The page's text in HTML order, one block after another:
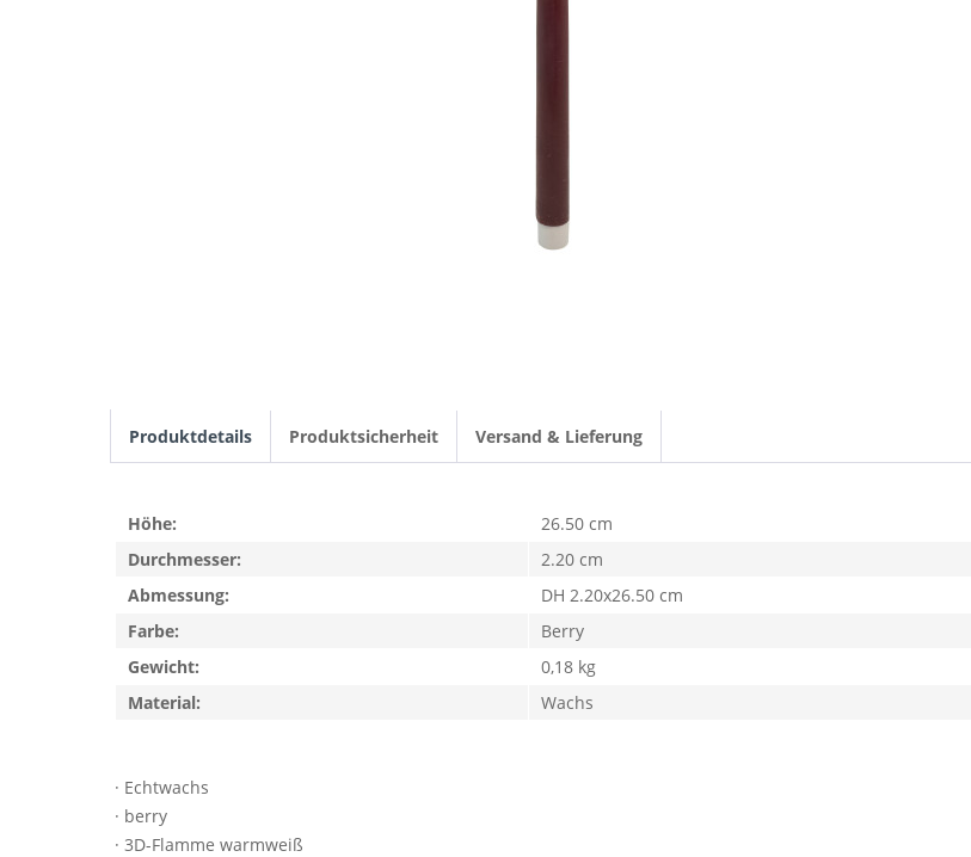
Produktdetails Produktsicherheit Versand & Lieferung
· Echtwachs
· berry
· 3D-Flamme warmweiß
Höhe:
26.50 cm
Durchmesser:
2.20 cm
Abmessung:
DH 2.20x26.50 cm
Farbe:
Berry
Gewicht:
0,18 kg
Material:
Wachs